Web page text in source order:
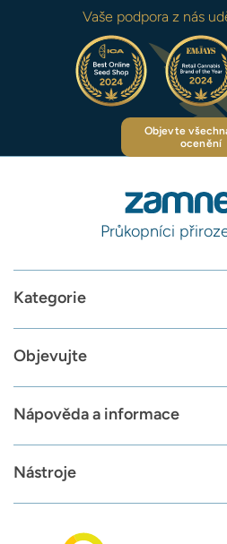
Vaše podpora z nás
Objevte
ocenění
Průkopníci
Kategorie
Objevujte
Nápověda a informace
Nástroje